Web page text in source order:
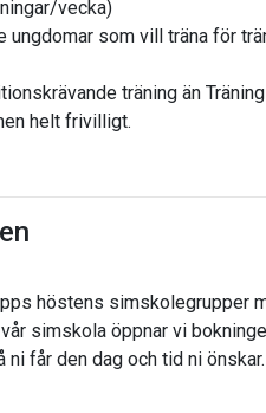
vecka)
ungdomar som vill träna för
träning än
helt frivilligt.
höstens simskolegrupper
simskola öppnar vi
ni får den dag och tid ni önskar.